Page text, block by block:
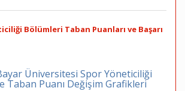
Bölümleri Taban Puanları ve Başarı
Üniversitesi Spor Yöneticiliği
Taban Puanı Değişim Grafikleri